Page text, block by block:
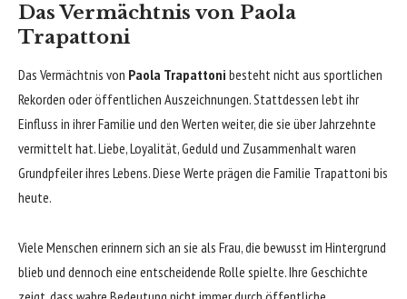
Das Vermächtnis von Paola
Trapattoni
Das Vermächtnis von Paola Trapattoni besteht nicht aus sportlichen
Rekorden oder öffentlichen Auszeichnungen. Stattdessen lebt ihr
Einfluss in ihrer Familie und den Werten weiter, die sie über Jahrzehnte
vermittelt hat. Liebe, Loyalität, Geduld und Zusammenhalt waren
Grundpfeiler ihres Lebens. Diese Werte prägen die Familie Trapattoni bis
heute.
Viele Menschen erinnern sich an sie als Frau, die bewusst im Hintergrund
blieb und dennoch eine entscheidende Rolle spielte. Ihre Geschichte